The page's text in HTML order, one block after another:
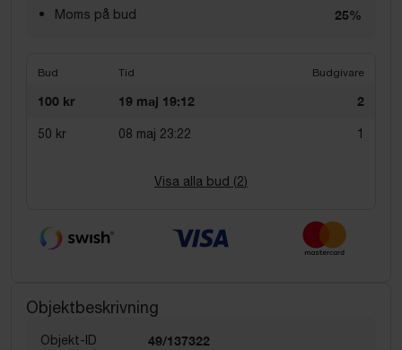
Moms på bud 25%
Bud Tid Budgivare
100 kr 19 maj 19:12 2
50 kr 08 maj 23:22 1
Visa alla bud (2)
Objektbeskrivning
Objekt-ID 49/137322